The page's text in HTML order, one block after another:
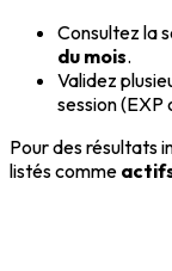
Consultez la
du mois.
Validez
session (EXP
Pour des résultats
listés comme